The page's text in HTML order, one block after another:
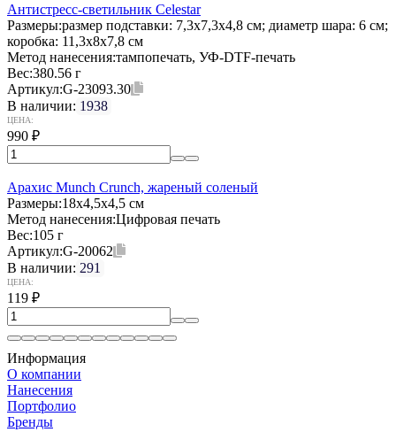
Антистресс-светильник Celestar
Размеры:размер подставки: 7,3x7,3x4,8 см; диаметр шара: 6 см;
коробка: 11,3х8x7,8 см
Метод нанесения:тампопечать, УФ-DTF-печать
Вес:380.56 г
Артикул:G-23093.30
В наличии: 1938
ЦЕНА:
990 ₽
Арахис Munch Crunch, жареный соленый
Размеры:18х4,5х4,5 см
Метод нанесения:Цифровая печать
Вес:105 г
Артикул:G-20062
В наличии: 291
ЦЕНА:
119 ₽
Информация
О компании
Нанесения
Портфолио
Бренды